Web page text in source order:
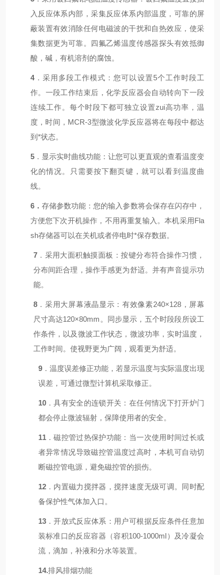
入反应体系内部，采集反应体系内部温度，可靠的屏
蔽装置有效消除任何电磁波的干扰和自热效应，使采
集数据更为可靠。四氟乙烯温度传感器探头有效抵御
酸，碱，有机溶剂的腐蚀。
4．采用多段工作模式：您可以设置5个工作时段工
作。一段工作结束后，化学反应器会自动转向下一段
连续工作。每个时段下都可独立设置zui高功率，温
度，时间，MCR-3型微波化学反应器将在每段中都达
到*状态。
5．显示实时曲线功能：让您可以更直观的查看温度变
化的情况。只需要按下翻页键，就可以看到温度曲
线。
6． 存储参数功能：您的输入参数将会保存在闪存中，
方便您下次开机操作，不用再重复输入。本机采用Fla
sh存储器可以在关机或者停电时*保存数据。
7．采用大面积触摸面板：按键分布符合操作习惯，
分布间距合理，操作手感更为舒适。并有声音提示功
能。
8．采用大屏幕液晶显示：有效像素240×128，屏幕
尺寸高达120×80mm。同步显示，五个时段段所设工
作条件，以及微波工作状态，微波功率，实时温度，
工作时间。使视野更为广阔，观看更为舒适。
9．温度误差修正功能，若显示温度与实际温度出现
误差，可通过微型计算机采取修正。
10．具有安全的连锁开关：在任何情况下打开炉门
都会停止微波辐射，保障使用者的安全。
11．磁控管过热保护功能：当一次使用时间过长或
者异常情况导致磁控管温度过高时，本机可自动切
断磁控管电源，避免磁控管的损伤。
12．内置磁力搅拌器，搅拌速度无级可调。 同时配
备保护性气体加入 口。
13．开放式反应体系 ：用户可根据反应条件任意加
装标准口的反应容器（容积100-1000ml）及冷凝会
流，滴加，补液和分水等装置。
14.排风排烟功能